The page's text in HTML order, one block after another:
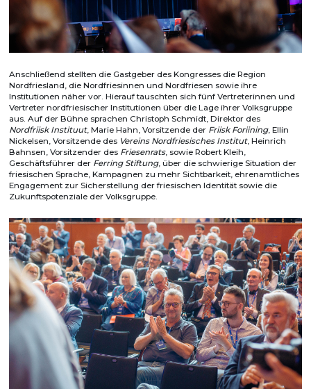
Anschließend stellten die Gastgeber des Kongresses die Region
Nordfriesland, die Nordfriesinnen und Nordfriesen sowie ihre
Institutionen näher vor. Hierauf tauschten sich fünf Vertreterinnen und
Vertreter nordfriesischer Institutionen über die Lage ihrer Volksgruppe
aus. Auf der Bühne sprachen Christoph Schmidt, Direktor des
Nordfriisk Instituut, Marie Hahn, Vorsitzende der Friisk Foriining, Ellin
Nickelsen, Vorsitzende des Vereins Nordfriesisches Institut, Heinrich
Bahnsen, Vorsitzender des Friesenrats, sowie Robert Kleih,
Geschäftsführer der Ferring Stiftung, über die schwierige Situation der
friesischen Sprache, Kampagnen zu mehr Sichtbarkeit, ehrenamtliches
Engagement zur Sicherstellung der friesischen Identität sowie die
Zukunftspotenziale der Volksgruppe.